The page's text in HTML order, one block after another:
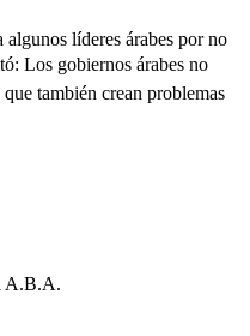
líderes árabes por no
Los gobiernos árabes no
también crean problemas
A.B.A.